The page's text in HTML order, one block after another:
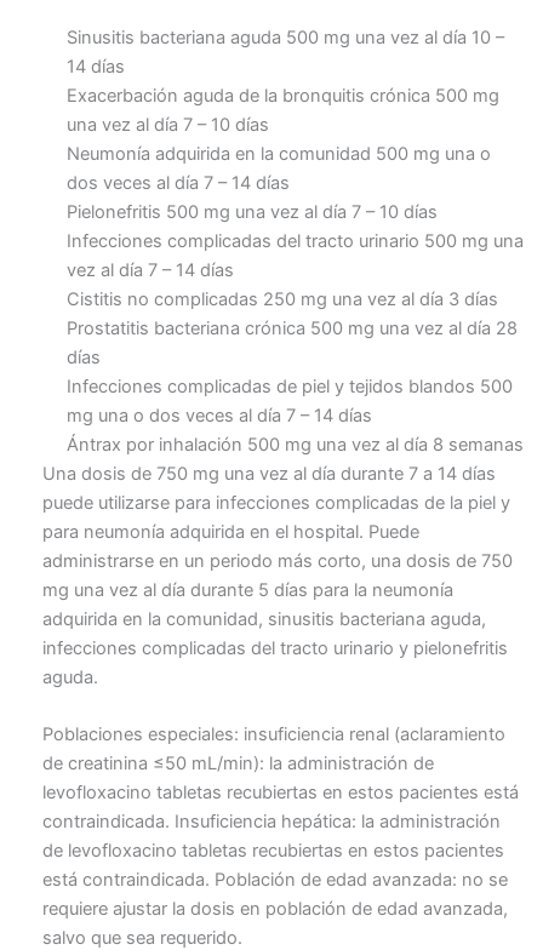
Sinusitis bacteriana aguda 500 mg una vez al día 10 –
14 días
Exacerbación aguda de la bronquitis crónica 500 mg
una vez al día 7 – 10 días
Neumonía adquirida en la comunidad 500 mg una o
dos veces al día 7 – 14 días
Pielonefritis 500 mg una vez al día 7 – 10 días
Infecciones complicadas del tracto urinario 500 mg una
vez al día 7 – 14 días
Cistitis no complicadas 250 mg una vez al día 3 días
Prostatitis bacteriana crónica 500 mg una vez al día 28
días
Infecciones complicadas de piel y tejidos blandos 500
mg una o dos veces al día 7 – 14 días
Ántrax por inhalación 500 mg una vez al día 8 semanas
Una dosis de 750 mg una vez al día durante 7 a 14 días
puede utilizarse para infecciones complicadas de la piel y
para neumonía adquirida en el hospital. Puede
administrarse en un periodo más corto, una dosis de 750
mg una vez al día durante 5 días para la neumonía
adquirida en la comunidad, sinusitis bacteriana aguda,
infecciones complicadas del tracto urinario y pielonefritis
aguda.
Poblaciones especiales: insuficiencia renal (aclaramiento
de creatinina ≤50 mL/min): la administración de
levofloxacino tabletas recubiertas en estos pacientes está
contraindicada. Insuficiencia hepática: la administración
de levofloxacino tabletas recubiertas en estos pacientes
está contraindicada. Población de edad avanzada: no se
requiere ajustar la dosis en población de edad avanzada,
salvo que sea requerido.